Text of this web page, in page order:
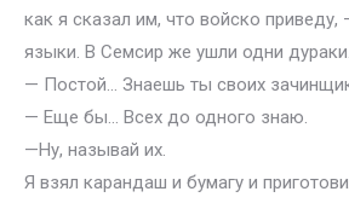
как я сказал им, что войско приведу,
языки. В Семсир же ушли одни
— Постой… Знаешь ты своих
— Еще бы… Всех до одного знаю.
—Ну, называй их.
Я взял карандаш и бумагу и